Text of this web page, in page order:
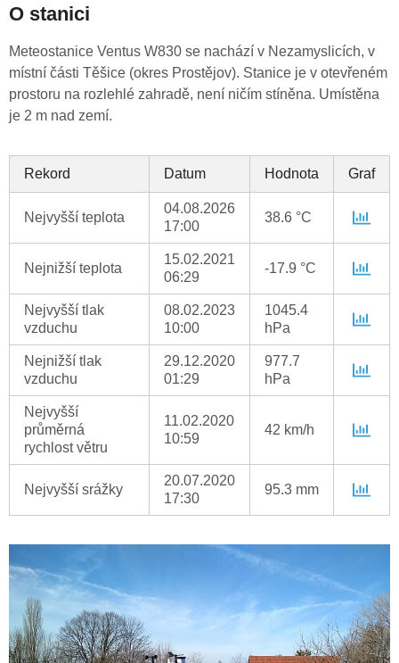
O stanici
Meteostanice Ventus W830 se nachází v Nezamyslicích, v
místní části Těšice (okres Prostějov). Stanice je v otevřeném
prostoru na rozlehlé zahradě, není ničím stíněna. Umístěna
je 2 m nad zemí.
Rekord Datum Hodnota Graf
Nejvyšší teplota
04.08.2026
17:00
38.6 °C
Nejnižší teplota
15.02.2021
06:29
-17.9 °C
Nejvyšší tlak
vzduchu
08.02.2023
10:00
1045.4
hPa
Nejnižší tlak
vzduchu
29.12.2020
01:29
977.7
hPa
Nejvyšší
průměrná
rychlost větru
11.02.2020
10:59
42 km/h
Nejvyšší srážky
20.07.2020
17:30
95.3 mm